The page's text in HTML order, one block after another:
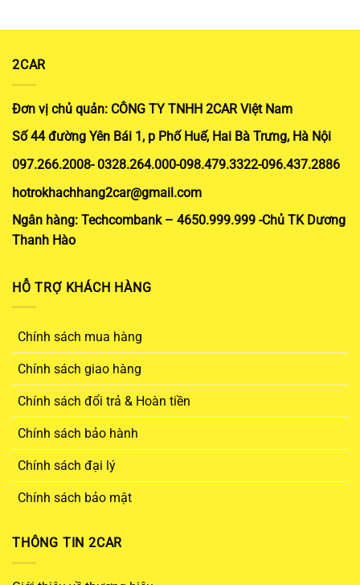
2CAR
Đơn vị chủ quản: CÔNG TY TNHH 2CAR Việt Nam
Số 44 đường Yên Bái 1, p Phố Huế, Hai Bà Trưng, Hà Nội
097.266.2008- 0328.264.000-098.479.3322-096.437.2886
hotrokhachhang2car@gmail.com
Ngân hàng: Techcombank – 4650.999.999 -Chủ TK Dương
Thanh Hào
HỖ TRỢ KHÁCH HÀNG
Chính sách mua hàng
Chính sách giao hàng
Chính sách đổi trả & Hoàn tiền
Chính sách bảo hành
Chính sách đại lý
Chính sách bảo mật
THÔNG TIN 2CAR